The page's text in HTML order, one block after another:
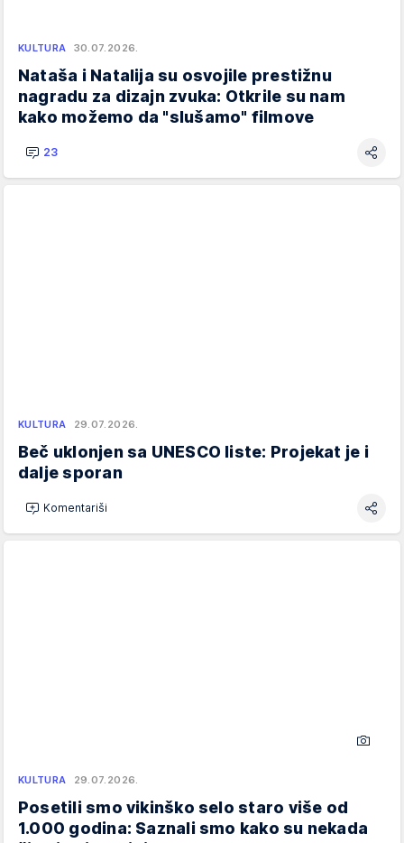
KULTURA 30.07.2026.
Nataša i Natalija su osvojile prestižnu
nagradu za dizajn zvuka: Otkrile su nam
kako možemo da "slušamo" filmove
23
KULTURA 29.07.2026.
Beč uklonjen sa UNESCO liste: Projekat je i
dalje sporan
Komentariši
KULTURA 29.07.2026.
Posetili smo vikinško selo staro više od
1.000 godina: Saznali smo kako su nekada